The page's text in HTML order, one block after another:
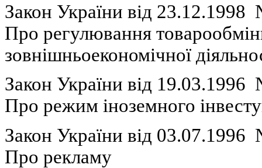
Закон України вiд 23.12.1998
Про регулювання
зовнішньоекономічної
Закон України вiд
Про режим іноземного
Закон України вiд
Про рекламу